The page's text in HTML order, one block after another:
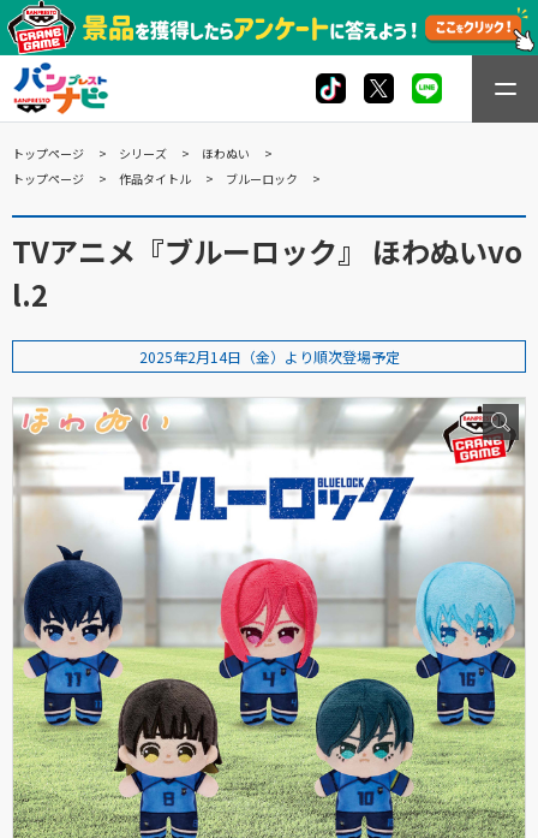
トップページ シリーズ
ほわぬい
トップページ
作品タイトル ブルーロック
TVアニメ『ブルーロック』 ほわぬいvo
l.2
2025年2月14日（金）より順次登場予定